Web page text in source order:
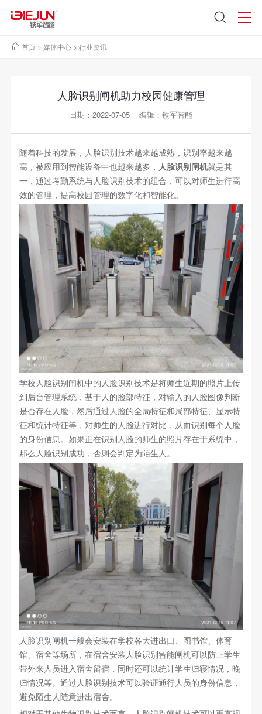
首页> 媒体中心> 行业资讯
人脸识别闸机助力校园健康管理
日期：2022-07-05 编辑：铁军智能
随着科技的发展，人脸识别技术越来越成熟，识别率越来越
高，被应用到智能设备中也越来越多， 人脸识别闸机就是其
一，通过考勤系统与人脸识别技术的组合，可以对师生进行高
效的管理，提高校园管理的数字化和智能化。
学校人脸识别闸机中的人脸识别技术是将师生近期的照片上传
到后台管理系统，基于人的脸部特征，对输入的人脸图像判断
是否存在人脸，然后通过人脸的全局特征和局部特征、显示特
征和统计特征等，对师生的人脸进行对比，从而识别每个人脸
的身份信息。如果正在识别人脸的师生的照片存在于系统中，
那么人脸识别成功，否则会判定为陌生人。
人脸识别闸机一般会安装在学校各大进出口、图书馆、体育
馆、宿舍等场所，在宿舍安装人脸识别智能闸机可以防止学生
带外来人员进入宿舍留宿，同时还可以统计学生归寝情况，晚
归情况等。通过人脸识别技术可以验证通行人员的身份信息，
避免陌生人随意进出宿舍。